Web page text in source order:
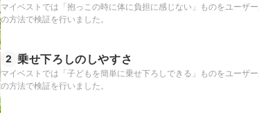
マイベストでは「抱っこの時に体に負担に感じない」ものをユーザ
の方法で検証を行いました。
2 乗せ下ろしのしやすさ
マイベストでは「子どもを簡単に乗せ下ろしできる」ものをユーザ
の方法で検証を行いました。